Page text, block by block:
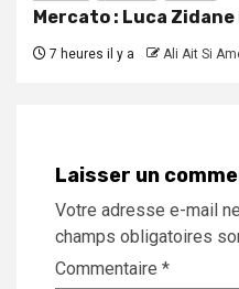
Mercato : Luca
7 heures il y a Ali Ait Si
Laisser un
Votre adresse e-mail
champs obligatoires
Commentaire *